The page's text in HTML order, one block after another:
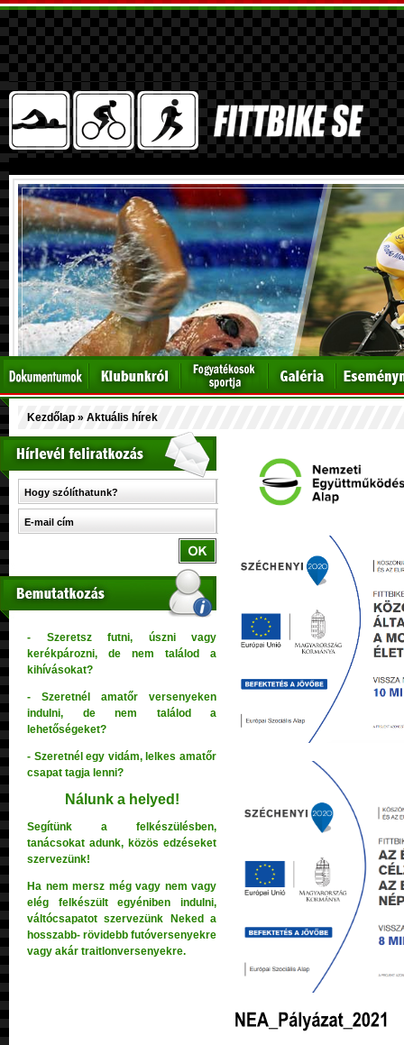
Kezdőlap » Aktuális hírek
- Szeretsz futni, úszni vagy
kerékpározni, de nem találod a
kihívásokat?
- Szeretnél amatőr versenyeken
indulni, de nem találod a
lehetőségeket?
- Szeretnél egy vidám, lelkes amatőr
csapat tagja lenni?
Nálunka helyed!
Segítünk a felkészülésben,
tanácsokat adunk, közös edzéseket
szervezünk!
Ha nem mersz még vagy nem vagy
elég felkészült egyéniben indulni,
váltócsapatot szervezünk Neked a
hosszabb- rövidebb futóversenyekre
vagy akár traitlonversenyekre.